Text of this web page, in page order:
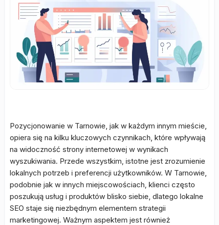
Pozycjonowanie w Tarnowie, jak w każdym innym mieście,
opiera się na kilku kluczowych czynnikach, które wpływają
na widoczność strony internetowej w wynikach
wyszukiwania. Przede wszystkim, istotne jest zrozumienie
lokalnych potrzeb i preferencji użytkowników. W Tarnowie,
podobnie jak w innych miejscowościach, klienci często
poszukują usług i produktów blisko siebie, dlatego lokalne
SEO staje się niezbędnym elementem strategii
marketingowej. Ważnym aspektem jest również